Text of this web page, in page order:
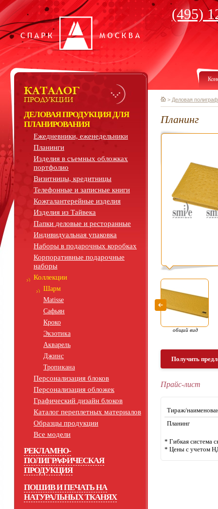
(495)
ДЕЛОВАЯ ПРОДУКЦИЯ ДЛЯ
ПЛАНИРОВАНИЯ
Ежедневники, еженедельники
Планинги
Изделия в съемных обложках
портфолио
Визитницы, кредитницы
Телефонные и записные книги
Кожгалантерейные изделия
Изделия из Тайвека
Папки деловые и ресторанные
Индивидуальная упаковка
Наборы в подарочных коробках
Корпоративные подарочные
наборы
Коллекции
Шарм
Matisse
Сафьян
Кроко
Экзотика
Акварель
Джинс
Тропикана
Персонализация блоков
Персонализация обложек
Графический дизайн блоков
Каталог переплетных материалов
Образцы продукции
Все модели
РЕКЛАМНО-
ПОЛИГРАФИЧЕСКАЯ
ПРОДУКЦИЯ
ПОШИВ И ПЕЧАТЬ НА
НАТУРАЛЬНЫХ ТКАНЯХ
> Деловая
Планинг
общий вид
Получить
Прайс-лист
Тираж/
Планинг
* Гибкая система
* Цены с учетом